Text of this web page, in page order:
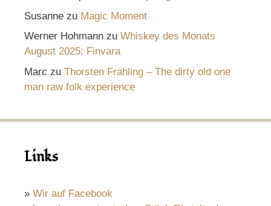
Susanne zu Magic Moment
Werner Hohmann zu Whiskey des Monats
August 2025: Finvara
Marc zu Thorsten Frahling – The dirty old one
man raw folk experience
Links
» Wir auf Facebook